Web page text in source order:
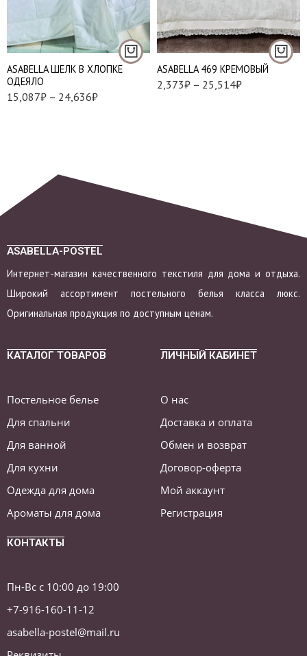
АSABELLA ШЕЛК В ХЛОПКЕ
ОДЕЯЛО
15,087₽ – 24,636₽
160*220 см
172*205 см
200*220 см
220*240 см
АSABELLA 469 КРЕМОВЫЙ
2,373₽ – 25,514₽
- 2 шт
Наволочки 70х70 см
- 2 шт
ASABELLA-POSTEL
Интернет-магазин качественного текстиля для дома и отдыха.
Широкий ассортимент постельного белья класса люкс.
Оригинальная продукция по доступным ценам.
КАТАЛОГ ТОВАРОВ
Постельное белье
Для спальни
Для ванной
Для кухни
Одежда для дома
Ароматы для дома
ЛИЧНЫЙ КАБИНЕТ
О нас
Доставка и оплата
Обмен и возврат
Договор-оферта
Мой аккаунт
Регистрация
КОНТАКТЫ
Пн-Вс с 10:00 до 19:00
+7-916-160-11-12
asabella-postel@mail.ru